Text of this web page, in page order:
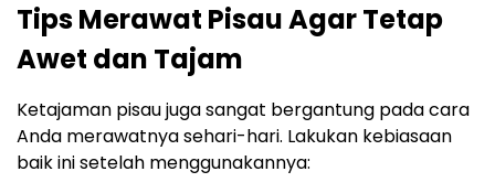
Tips Merawat Pisau Agar Tetap
Awet dan Tajam
Ketajaman pisau juga sangat bergantung pada cara
Anda merawatnya sehari-hari. Lakukan kebiasaan
baik ini setelah menggunakannya: